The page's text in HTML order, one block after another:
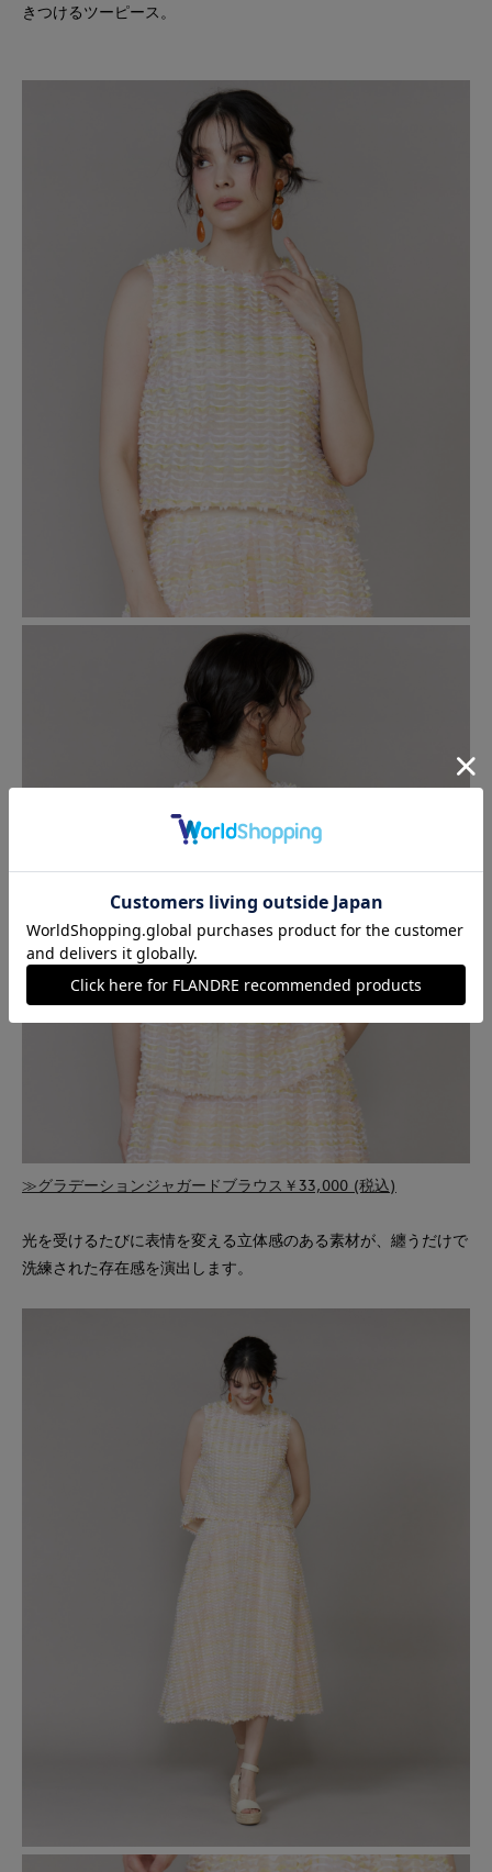
きつけるツーピース。
≫グラデーションジャガードブラウス￥33,000 (税込)
光を受けるたびに表情を変える立体感のある素材が、纏うだけで
洗練された存在感を演出します。